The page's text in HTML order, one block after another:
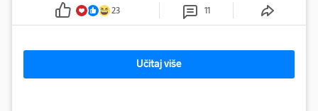
23 11
Učitaj više